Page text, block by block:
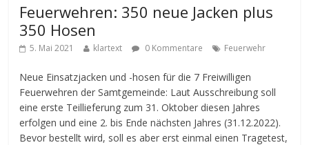
Feuerwehren: 350 neue Jacken plus
350 Hosen
5. Mai 2021 klartext 0 Kommentare Feuerwehr
Neue Einsatzjacken und -hosen für die 7 Freiwilligen
Feuerwehren der Samtgemeinde: Laut Ausschreibung soll
eine erste Teillieferung zum 31. Oktober diesen Jahres
erfolgen und eine 2. bis Ende nächsten Jahres (31.12.2022).
Bevor bestellt wird, soll es aber erst einmal einen Tragetest,